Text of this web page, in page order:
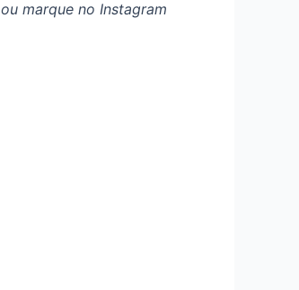
ou marque no Instagram